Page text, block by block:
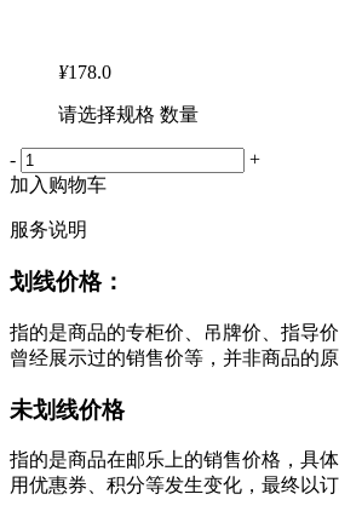
¥178.0
请选择规格 数量
-
+
加入购物车
服务说明
划线价格：
指的是商品的专柜价、吊牌价、指导
曾经展示过的销售价等，并非商品的
未划线价格
指的是商品在邮乐上的销售价格，具
用优惠券、积分等发生变化，最终以